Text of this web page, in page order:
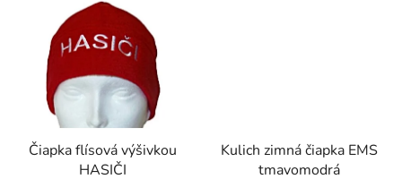
Čiapka flísová výšivkou
HASIČI
Kulich zimná čiapka EMS
tmavomodrá